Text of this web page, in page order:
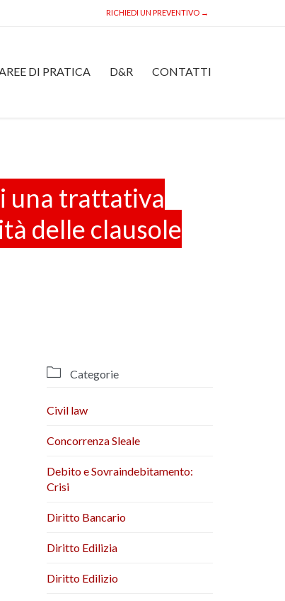
RICHIEDI UN PREVENTIVO →
DI PRATICA D&R CONTATTI
una trattativa
delle clausole
 Categorie
Civil law
Concorrenza Sleale
Debito e Sovraindebitamento:
Crisi
Diritto Bancario
Diritto Edilizia
Diritto Edilizio